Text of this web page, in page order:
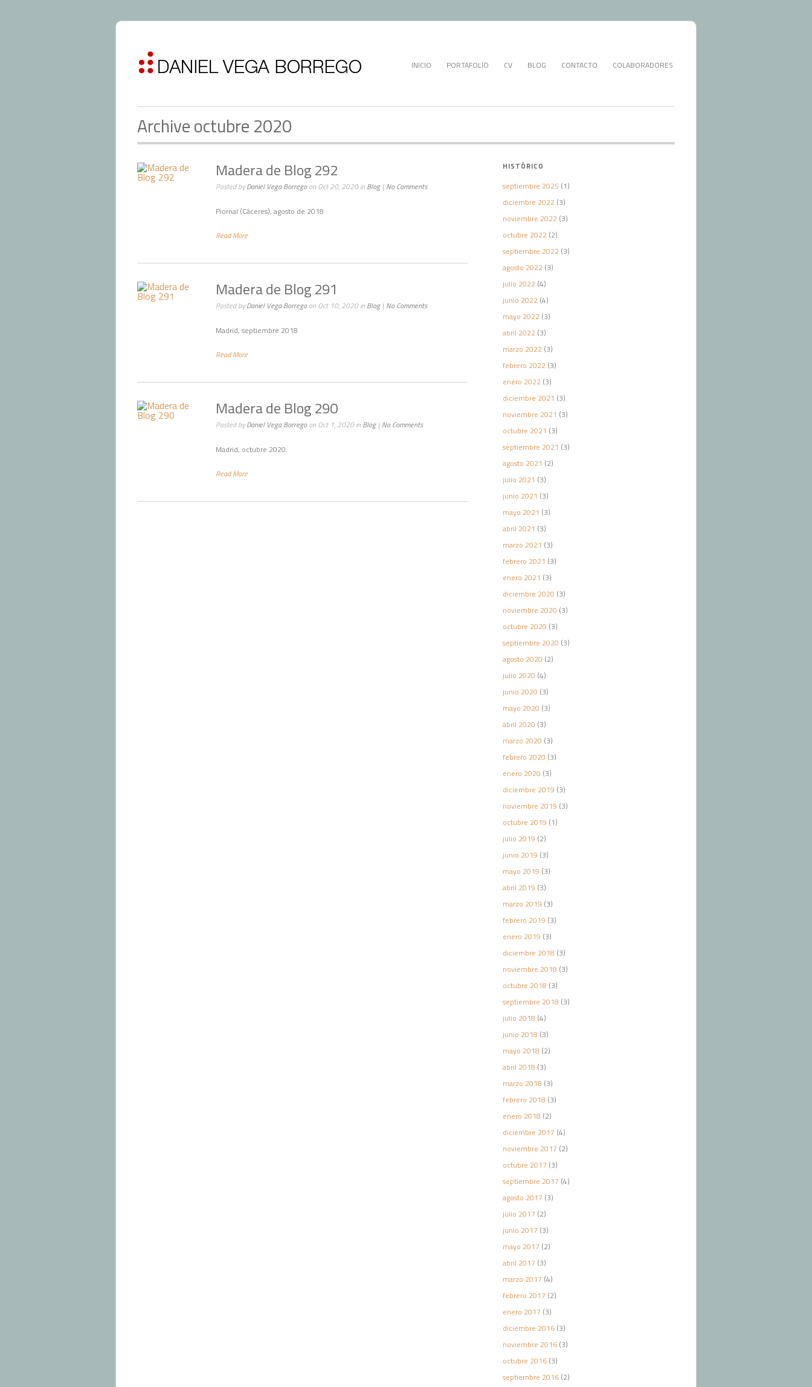
INICIO PORTAFOLIO CV BLOG CONTACTO COLABORADORES
Archive octubre 2020
Madera de Blog 292
Posted byDaniel Vega Borregoon Oct 20, 2020 in Blog| No Comments
Piornal (Cáceres), agosto de 2018
Read More
Madera de Blog 291
Posted byDaniel Vega Borregoon Oct 10, 2020 in Blog| No Comments
Madrid, septiembre 2018
Read More
Madera de Blog 290
Posted byDaniel Vega Borregoon Oct 1, 2020 in Blog| No Comments
Madrid, octubre 2020.
Read More
HISTÓRICO
septiembre 2025 (1)
diciembre 2022 (3)
noviembre 2022 (3)
octubre 2022 (2)
septiembre 2022 (3)
agosto 2022 (3)
julio 2022 (4)
junio 2022 (4)
mayo 2022 (3)
abril 2022 (3)
marzo 2022 (3)
febrero 2022 (3)
enero 2022 (3)
diciembre 2021 (3)
noviembre 2021 (3)
octubre 2021 (3)
septiembre 2021 (3)
agosto 2021 (2)
julio 2021 (3)
junio 2021 (3)
mayo 2021 (3)
abril 2021 (3)
marzo 2021 (3)
febrero 2021 (3)
enero 2021 (3)
diciembre 2020 (3)
noviembre 2020 (3)
octubre 2020 (3)
septiembre 2020 (3)
agosto 2020 (2)
julio 2020 (4)
junio 2020 (3)
mayo 2020 (3)
abril 2020 (3)
marzo 2020 (3)
febrero 2020 (3)
enero 2020 (3)
diciembre 2019 (3)
noviembre 2019 (3)
octubre 2019 (1)
julio 2019 (2)
junio 2019 (3)
mayo 2019 (3)
abril 2019 (3)
marzo 2019 (3)
febrero 2019 (3)
enero 2019 (3)
diciembre 2018 (3)
noviembre 2018 (3)
octubre 2018 (3)
septiembre 2018 (3)
julio 2018 (4)
junio 2018 (3)
mayo 2018 (2)
abril 2018 (3)
marzo 2018 (3)
febrero 2018 (3)
enero 2018 (2)
diciembre 2017 (4)
noviembre 2017 (2)
octubre 2017 (3)
septiembre 2017 (4)
agosto 2017 (3)
julio 2017 (2)
junio 2017 (3)
mayo 2017 (2)
abril 2017 (3)
marzo 2017 (4)
febrero 2017 (2)
enero 2017 (3)
diciembre 2016(3)
noviembre 2016(3)
octubre 2016(3)
septiembre 2016(2)